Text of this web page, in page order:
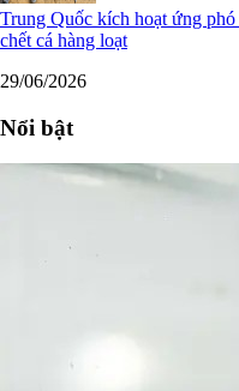
Trung Quốc kích hoạt ứng
chết cá hàng loạt
29/06/2026
Nổi bật